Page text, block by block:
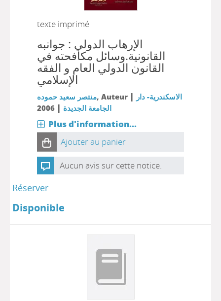
texte imprimé
الإرهاب الدولي : جوانبه
القانونية.وسائل مكافحته في
القانون الدولي العام و الفقه
الإسلامي
منتصر سعيد حموده, Auteur | الاسكندرية- دار
الجامعة الجديدة |
2006
Plus d'information...
Ajouter au panier
Aucun avis sur cette notice.
Réserver
Disponible